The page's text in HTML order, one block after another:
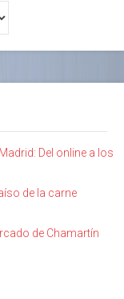
Del online a los
de la carne
de Chamartín